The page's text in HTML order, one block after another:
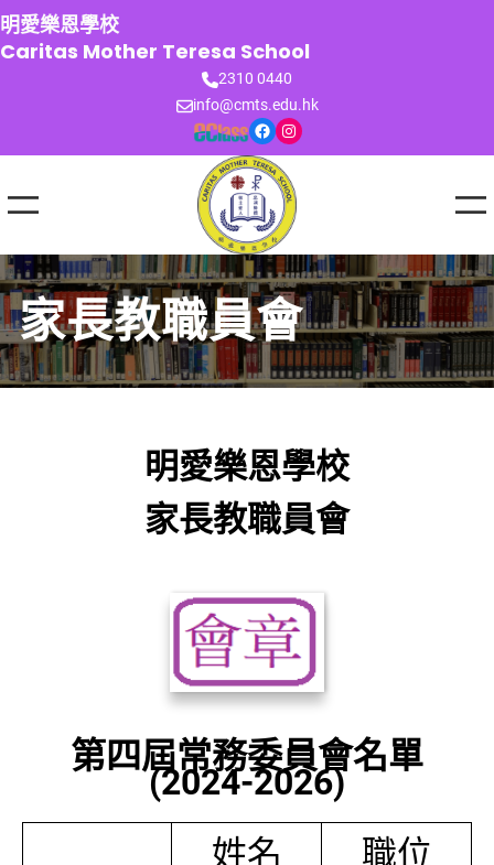
跳
至
主
明愛樂恩學校
Caritas Mother Teresa School
2310 0440
info@cmts.edu.hk
Facebook Instagram
家長教職員會
明愛樂恩學校
家長教職員會
第四屆常務委員會名單
(2024-2026)
姓名
職位